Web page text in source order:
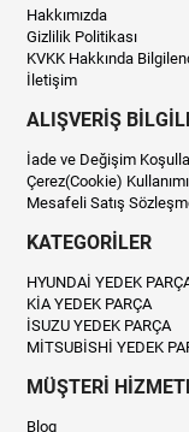
Hakkımızda
Gizlilik Politikası
KVKK Hakkında
İletişim
ALIŞVERİŞ
İade ve Değişim
Çerez(Cookie) Kullanımı
Mesafeli Satış
KATEGORİLER
HYUNDAİ YEDEK
KİA YEDEK PARÇA
İSUZU YEDEK PARÇA
MİTSUBİSHİ YEDEK
MÜŞTERİ
Blog